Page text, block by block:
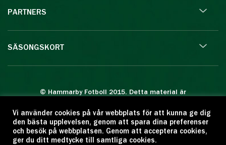
PARTNERS
SÄSONGSKORT
© Hammarby Fotboll 2015. Detta material är
Eftertryck eller annan kopiering är förbjuden.
Citera oss gärna men ange källan:
www.hammarbyfotboll.se. Ansvarig utgivare:
Vi använder cookies på vår webbplats för att kunna ge dig
den bästa upplevelsen, genom att spara dina preferenser
och besök på webbplatsen. Genom att acceptera cookies,
ger du ditt medtycke till samtliga cookies.